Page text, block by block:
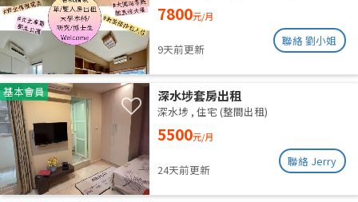
7800元/月
9天前更新
聯絡 劉小姐
基本會員 深水埗套房出租
深水埗 , 住宅 (整間出租)
5500元/月
24天前更新
聯絡 Jerry